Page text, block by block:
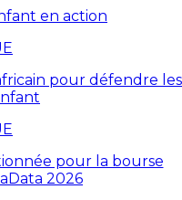
en action
pour défendre les
pour la bourse
2026